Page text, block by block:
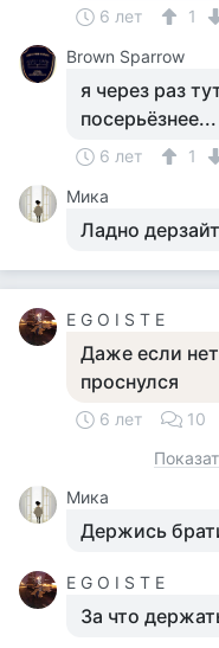
6 лет
1
Brown Sparrow
я через раз
посерьёзнее...
6 лет
1
Мика
Ладно
E G O I S T E
Даже если
проснулся
6 лет 10
Мика
Держись
E G O I S T E
За что